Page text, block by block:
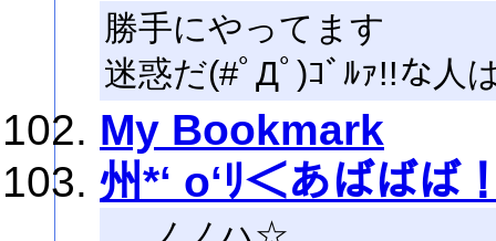
勝手にやってます
迷惑だ(#ﾟДﾟ)ｺﾞﾙｧ!!な人
My Bookmark
州*‘ o‘ﾘ＜あばばば